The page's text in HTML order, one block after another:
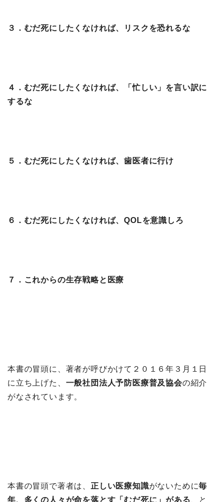
３．むだ死にしたくなければ、リスクを恐れるな
４．むだ死にしたくなければ、「忙しい」を言い訳に
するな
５．むだ死にしたくなければ、歯医者に行け
６．むだ死にしたくなければ、QOLを意識しろ
７．これからの生存戦略と医療
本書の冒頭に、著者が呼びかけて２０１６年３月１日
に立ち上げた、 一般社団法人予防医療普及協会の紹介
がなされています。
本書の冒頭で著者は、 正しい医療知識がないために毎
年、多くの人々が命を落とす「むだ死に」がある 、と